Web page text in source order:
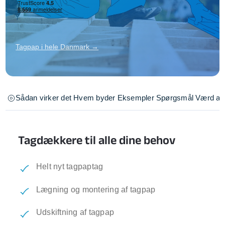
Tagpap i hele Danmark →
Sådan virker det Hvem byder Eksempler Spørgsmål Værd at
Tagdækkere til alle dine behov
Helt nyt tagpaptag
Lægning og montering af tagpap
Udskiftning af tagpap